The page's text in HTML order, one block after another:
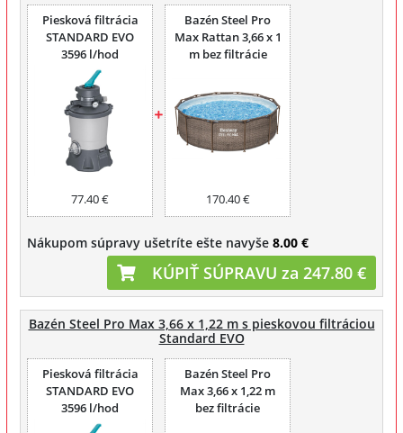
Piesková filtrácia
STANDARD EVO
3596 l/hod
77.40 €
Bazén Steel Pro
Max Rattan 3,66 x 1
m bez filtrácie
170.40 €
Nákupom súpravy ušetríte ešte navyše 8.00 €
KÚPIŤ SÚPRAVU za 247.80 €
Bazén Steel Pro Max 3,66 x 1,22 m s pieskovou filtráciou
Standard EVO
Piesková filtrácia
STANDARD EVO
3596 l/hod
Bazén Steel Pro
Max 3,66 x 1,22 m
bez filtrácie